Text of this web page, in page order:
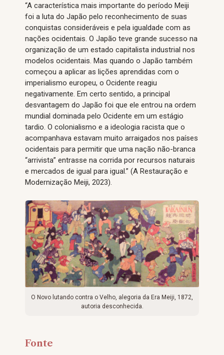
“A característica mais importante do período Meiji
foi a luta do Japão pelo reconhecimento de suas
conquistas consideráveis ​​e pela igualdade com as
nações ocidentais. O Japão teve grande sucesso na
organização de um estado capitalista industrial nos
modelos ocidentais. Mas quando o Japão também
começou a aplicar as lições aprendidas com o
imperialismo europeu, o Ocidente reagiu
negativamente. Em certo sentido, a principal
desvantagem do Japão foi que ele entrou na ordem
mundial dominada pelo Ocidente em um estágio
tardio. O colonialismo e a ideologia racista que o
acompanhava estavam muito arraigados nos países
ocidentais para permitir que uma nação não-branca
“arrivista” entrasse na corrida por recursos naturais
e mercados de igual para igual.” (A Restauração e
Modernização Meiji, 2023).
O Novo lutando contra o Velho, alegoria da Era Meiji, 1872,
autoria desconhecida.
Fonte